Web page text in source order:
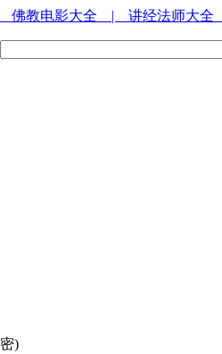
佛教电影大全 | 讲经法师大全
)